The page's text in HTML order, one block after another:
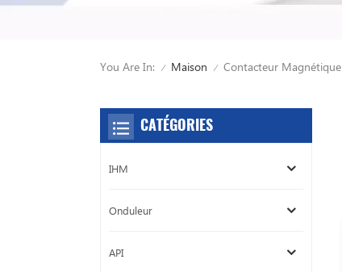
You Are In: / Maison / Contacteur Magnétique
CATÉGORIES
IHM
Onduleur
API